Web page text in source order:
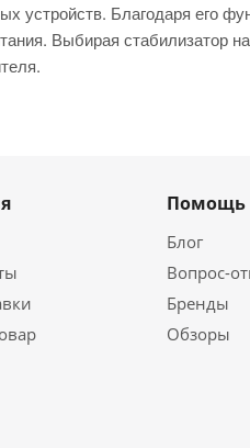
устройств. Благодаря его
Выбирая стабилизатор
Помощь
Блог
Вопрос-
Бренды
Обзоры